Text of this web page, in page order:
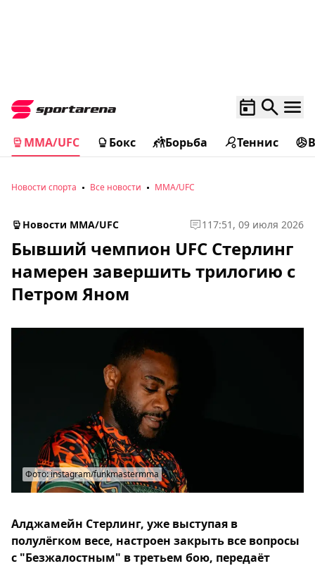
MMA/UFC Бокс Борьба Теннис
Новости спорта Все новости MMA/UFC
Новости MMA/UFC 1 17:51, 09 июля 2026
Бывший чемпион UFC Стерлинг
намерен завершить трилогию с
Петром Яном
Фото: instagram/funkmastermma
Алджамейн Стерлинг, уже выступая в
полулёгком весе, настроен закрыть все вопросы
с "Безжалостным" в третьем бою, передаёт